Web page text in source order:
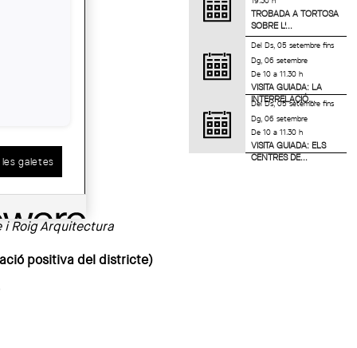
TROBADA A TORTOSA
SOBRE L'...
DelDs, 05 setembrefins
Dg, 06 setembre
De 10 a 11.30 h
VISITA GUIADA: LA
INTERRELACIÓ...
DelDs, 05 setembrefins
Dg, 06 setembre
De 10 a 11.30 h
VISITA GUIADA: ELS
CENTRES DE...
Roig Arquitectura
positiva del districte)
galetes